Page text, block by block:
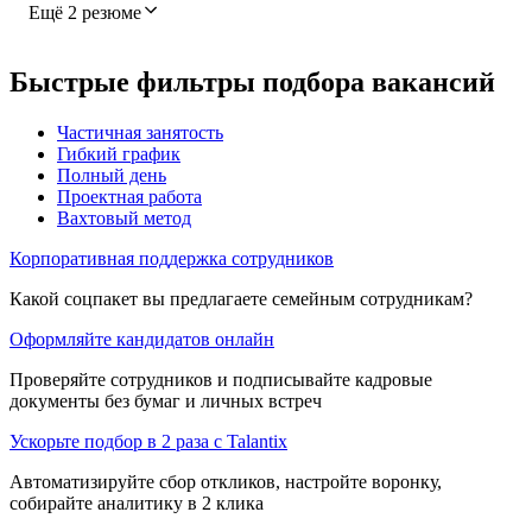
Ещё 2 резюме
Быстрые фильтры подбора вакансий
Частичная занятость
Гибкий график
Полный день
Проектная работа
Вахтовый метод
Корпоративная поддержка сотрудников
Какой соцпакет вы предлагаете семейным сотрудникам?
Оформляйте кандидатов онлайн
Проверяйте сотрудников и подписывайте кадровые
документы без бумаг и личных встреч
Ускорьте подбор в 2 раза с Talantix
Автоматизируйте сбор откликов, настройте воронку,
собирайте аналитику в 2 клика